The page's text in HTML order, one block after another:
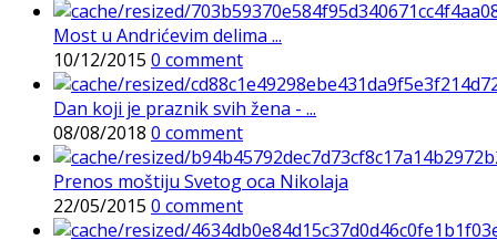
Most u Andrićevim delima ...
10/12/2015 0 comment
Dan koji je praznik svih žena - ...
08/08/2018 0 comment
Prenos moštiju Svetog oca Nikolaja
22/05/2015 0 comment